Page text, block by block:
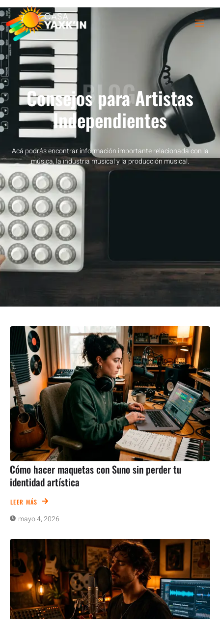
Consejos para Artistas
Independientes
Acá podrás encontrar información importante relacionada con la
música, la industria musical y la producción musical.
BLOG
Cómo hacer maquetas con Suno sin perder tu
identidad artística
LEER MÁS
mayo 4, 2026